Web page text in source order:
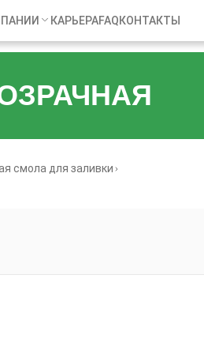
КАРЬЕРАFAQКОНТАКТЫ
смола для заливки